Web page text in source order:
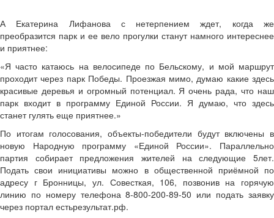
А Екатерина Лифанова с нетерпением ждет, когда же
преобразится парк и ее вело прогулки станут намного интереснее
и приятнее:
«Я часто катаюсь на велосипеде по Бельскому, и мой маршрут
проходит через парк Победы. Проезжая мимо, думаю какие здесь
красивые деревья и огромный потенциал. Я очень рада, что наш
парк входит в программу Единой России. Я думаю, что здесь
станет гулять еще приятнее.»
По итогам голосования, объекты-победители будут включены в
новую Народную программу «Единой России». Параллельно
партия собирает предложения жителей на следующие 5лет.
Подать свои инициативы можно в общественной приёмной по
адресу г Бронницы, ул. Совесткая, 106, позвонив на горячую
линию по номеру телефона 8-800-200-89-50 или подать заявку
через портал естьрезультат.рф.